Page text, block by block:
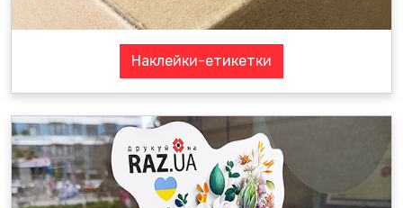
Наклейки-етикетки